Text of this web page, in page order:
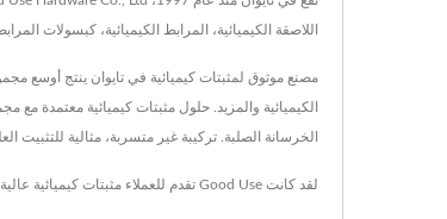
اللاصقة الكيميائية، المرابط الكيميائية، كبسولات
الكيميائية والمزيد. حلول مثبتات كيميائية معتمدة
الخرسانة الصلبة. تركيبة غير متسربة، مثالية للتثبيت
لقد كانت Good Use تقدم للعملاء مثبتات كيميائية عالية الجودة معتمدة ومختبرة، مع تكنولوجيا متقدمة وخبرة تمتد لـ 25 عامًا، تضمن Good Use تلبية احتياجات كل عميل.